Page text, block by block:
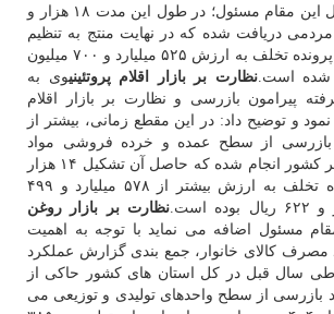
کشور است. به قول این مقام مسئول؛ در طول این مدت ۱۸ هزار و
مردمی دریافت شده که در نهایت منتج به تنظیم
۱۷ هزار ۶۱۸ مورد پرونده تخلف به ارزش ۵۲۵ میلیارد و ۷۰۰ میلیون
نظارت بر بازار اقلام پروتئینیوی به
پیرامون بازرسی و نظارت بر بازار اقلام
و توضیح داد: در این مقطع زمانی، بیشتر از
۲۹۳ هزار و ۶۲۳ بازرسی از سطح عمده و خرده فروشی مواد
پروتئینی در سرتاسر کشور انجام شده که حاصل آن تشکیل ۱۴ هزار
و ۴۹۳ فقره پرونده تخلف به ارزش بیشتر از ۵۷۸ میلیارد و ۴۹۹
نظارت بر بازار روغن
مسئول اضافه می نماید با توجه به اهمیت
مصرف کالای خانوار، جمع بندی گزارش عملکرد
سال قبل در کل استان های کشور حاکی از
۱۰۱۸۷۲ مورد بازرسی از سطح واحدهای تولیدی و توزیعی می